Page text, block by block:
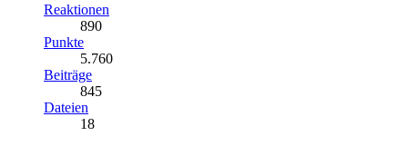
Reaktionen
890
Punkte
5.760
Beiträge
845
Dateien
18